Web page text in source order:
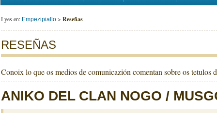
I yes en: Empezipiallo > Reseñas
RESEÑAS
Conoix lo que os medios de comunicazión comentan sobre os tetulos
ANIKO DEL CLAN NOGO /